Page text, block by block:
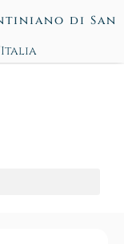
di San